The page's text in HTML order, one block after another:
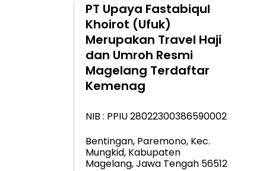
PT Upaya Fastabiqul
Khoirot (Ufuk)
Merupakan Travel Haji
dan Umroh Resmi
Magelang Terdaftar
Kemenag
NIB : PPIU 28022300386590002
Bentingan, Paremono, Kec.
Mungkid, Kabupaten
Magelang, Jawa Tengah 56512